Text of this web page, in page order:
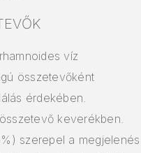
víz
összetevőként
érdekében.
keverékben.
szerepel a megjelenés